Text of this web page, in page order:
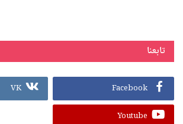
تابعنا
Facebook
VK
Youtube